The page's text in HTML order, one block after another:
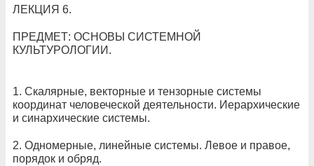
ЛЕКЦИЯ 6.
ПРЕДМЕТ: ОСНОВЫ СИСТЕМНОЙ
КУЛЬТУРОЛОГИИ.
1. Cкалярные, векторные и тензорные системы
координат человеческой деятельности. Иерархические
и синархические системы.
2. Одномерные, линейные системы. Левое и правое,
порядок и обряд.